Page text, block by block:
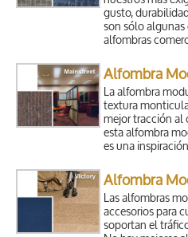
gusto,
son sólo algunas
alfombras
Alfombra
La alfombra
textura
mejor tracción al
esta alfombra
es una
Alfombra
Las alfombras
accesorios para
soportan el